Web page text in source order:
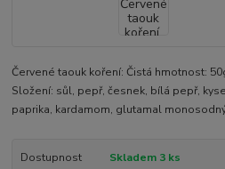
Červené taouk koření: Čistá hmotnost:
Složení: sůl, pepř, česnek, bílá pepř,
paprika, kardamom, glutamal
Dostupnost Skladem 3 ks